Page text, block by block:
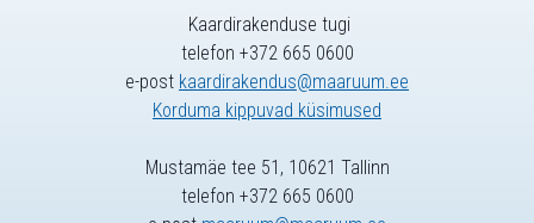
Kaardirakenduse tugi
telefon +372 665 0600
e-post kaardirakendus@maaruum.ee
Korduma kippuvad küsimused
Mustamäe tee 51, 10621 Tallinn
telefon +372 665 0600